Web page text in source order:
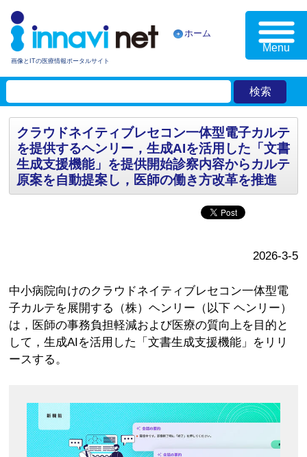
画像とITの医療情報ポータルサイト
ホーム
Menu
クラウドネイティブレセコン一体型電子カルテ
を提供するヘンリー，生成AIを活用した「文書
生成支援機能」を提供開始診察内容からカルテ
原案を自動提案し，医師の働き方改革を推進
2026-3-5
中小病院向けのクラウドネイティブレセコン一体型電
子カルテを展開する（株）ヘンリー（以下 ヘンリー）
は，医師の事務負担軽減および医療の質向上を目的と
して，生成AIを活用した「文書生成支援機能」をリリ
ースする。